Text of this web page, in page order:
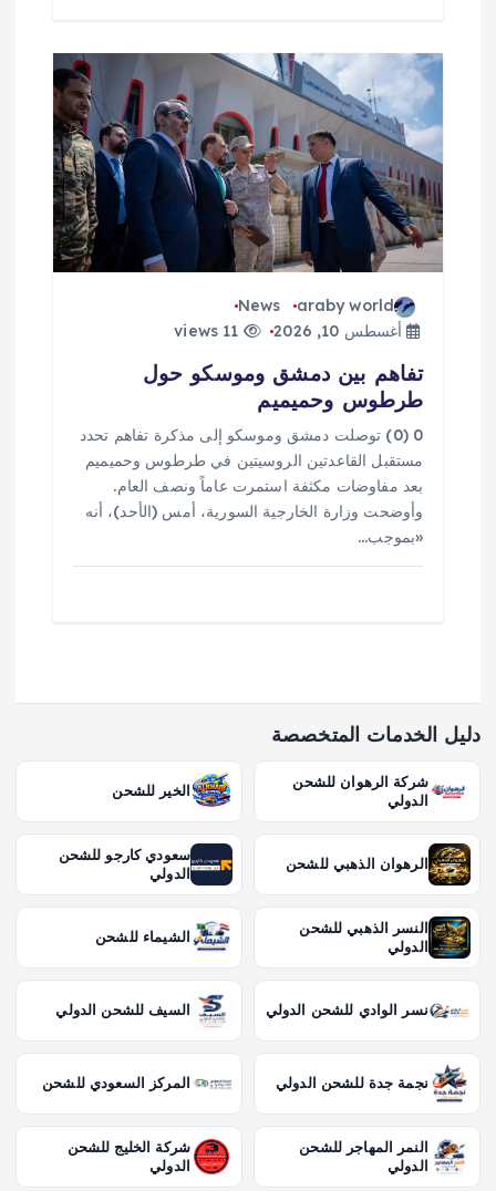
araby world
News
أغسطس 10, 2026
تفاهم بين دمشق وموسكو حول
طرطوس وحميميم
0 (0) توصلت دمشق وموسكو إلى مذكرة تفاهم تحدد ​
مستقبل القاعدتين الروسيتين في طرطوس وحميميم
بعد مفاوضات مكثفة استمرت عاماً ونصف العام.
وأوضحت وزارة الخارجية السورية، أمس (الأحد)، أنه
«بموجب…
دليل الخدمات المتخصصة
شركة الرهوان للشحن
الدولي
الخير للشحن
الرهوان الذهبي للشحن
سعودي كارجو للشحن
الدولي
النسر الذهبي للشحن
الدولي
الشيماء للشحن
نسر الوادي للشحن الدولي السيف للشحن الدولي
نجمة جدة للشحن الدولي المركز السعودي للشحن
النمر المهاجر للشحن
الدولي
شركة الخليج للشحن
الدولي